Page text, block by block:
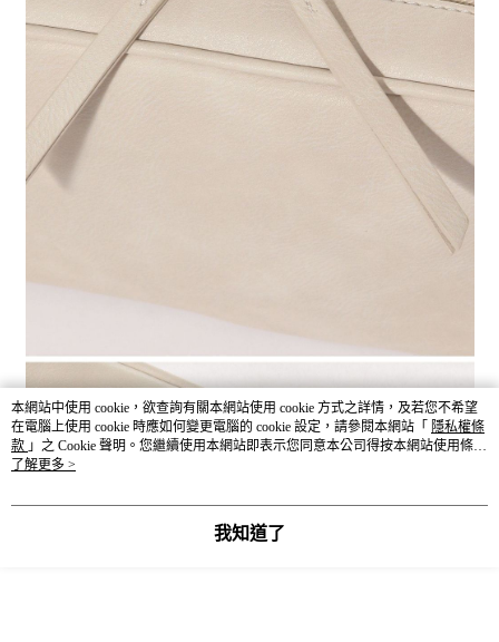
本網站中使用 cookie，欲查詢有關本網站使用 cookie 方式之詳情，及若您不希望
在電腦上使用 cookie 時應如何變更電腦的 cookie 設定，請參閱本網站「 隱私權條
款 」之 Cookie 聲明。您繼續使用本網站即表示您同意本公司得按本網站使用條款
之 Cookie 聲明使用 cookie。
了解更多 >
我知道了